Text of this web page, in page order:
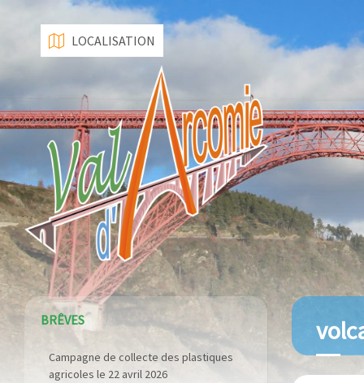
LOCALISATION
BRÊVES
Campagne de collecte des plastiques
agricoles le 22 avril 2026